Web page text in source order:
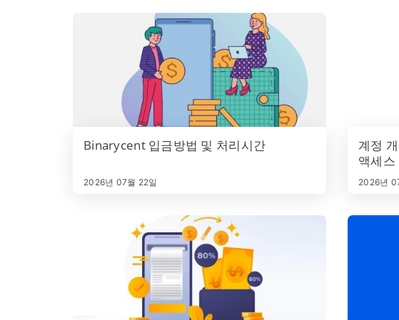
Binarycent 입금방법 및 처리시간
2026년 07월 22일
계정
액세스
2026년